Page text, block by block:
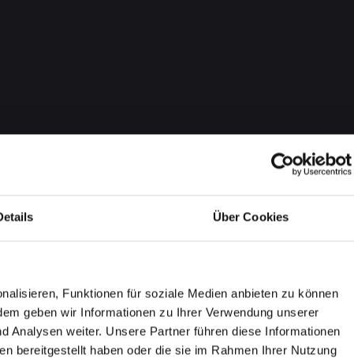
Über Cookies
Funktionen für soziale Medien anbieten zu können
geben wir Informationen zu Ihrer Verwendung unserer
Analysen weiter. Unsere Partner führen diese Informationen
bereitgestellt haben oder die sie im Rahmen Ihrer Nutzung